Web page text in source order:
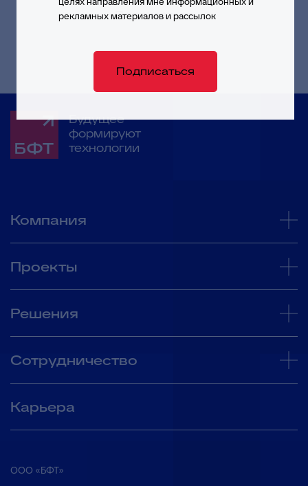
Подписаться
Будущее
формируют
технологии
Компания
Проекты
Решения
Сотрудничество
Карьера
ООО «БФТ»
рекламных материалов и рассылок
Подписаться